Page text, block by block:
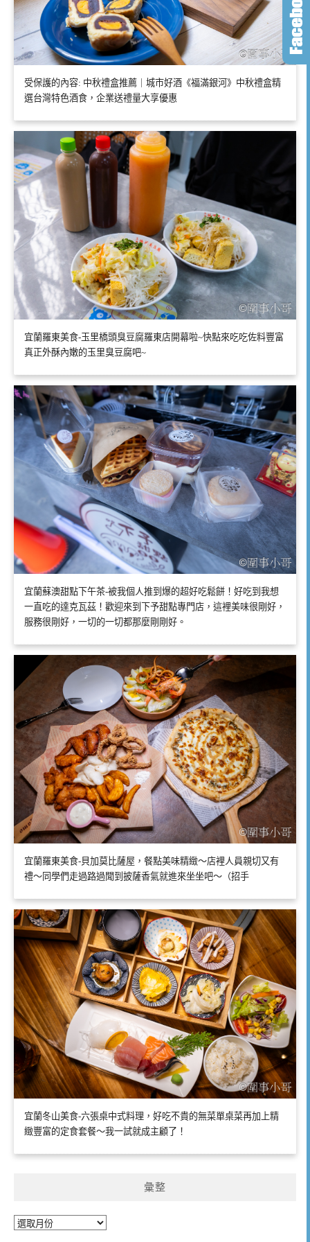
受保護的內容: 中秋禮盒推薦｜城市好酒《福滿銀河》中秋禮盒精
選台灣特色酒食，企業送禮量大享優惠
宜蘭羅東美食-玉里橋頭臭豆腐羅東店開幕啦~快點來吃吃佐料豐富
真正外酥內嫩的玉里臭豆腐吧~
宜蘭蘇澳甜點下午茶-被我個人推到爆的超好吃鬆餅！好吃到我想
一直吃的達克瓦茲！歡迎來到下予甜點專門店，這裡美味很剛好，
服務很剛好，一切的一切都那麼剛剛好。
宜蘭羅東美食-貝加莫比薩屋，餐點美味精緻～店裡人員親切又有
禮～同學們走過路過聞到披薩香氣就進來坐坐吧～（招手
宜蘭冬山美食-六張桌中式料理，好吃不貴的無菜單桌菜再加上精
緻豐富的定食套餐～我一試就成主顧了！
彙整
彙